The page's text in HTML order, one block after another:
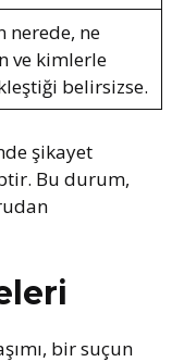
nerede, ne
ve kimlerle
belirsizse.
şikayet
Bu durum,
bir suçun